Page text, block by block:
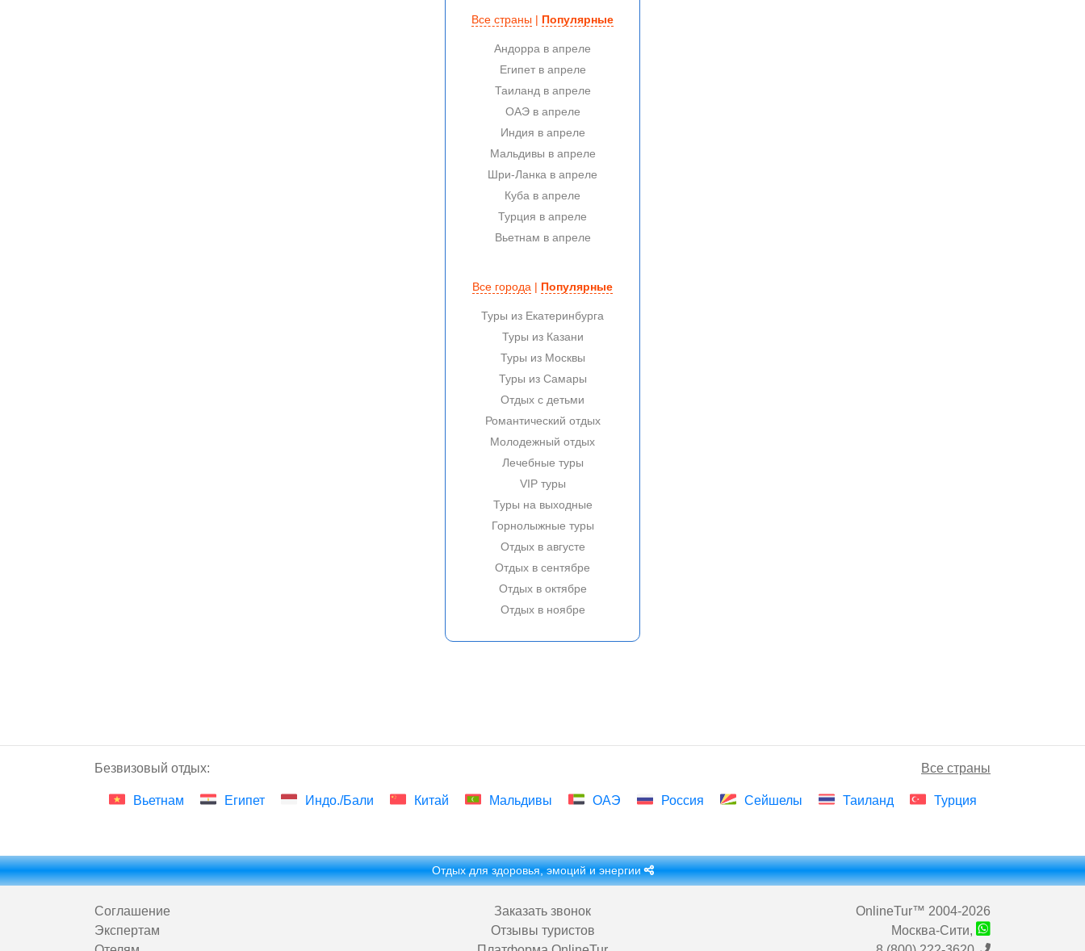
Все страны | Популярные
Андорра в апреле
Египет в апреле
Таиланд в апреле
ОАЭ в апреле
Индия в апреле
Мальдивы в апреле
Шри-Ланка в апреле
Куба в апреле
Турция в апреле
Вьетнам в апреле
Все города | Популярные
Туры из Екатеринбурга
Туры из Казани
Туры из Москвы
Туры из Самары
Отдых с детьми
Романтический отдых
Молодежный отдых
Лечебные туры
VIP туры
Туры на выходные
Горнолыжные туры
Отдых в августе
Отдых в сентябре
Отдых в октябре
Отдых в ноябре
Безвизовый отдых: Все страны
Вьетнам Египет Индо./Бали Китай Мальдивы ОАЭ Россия Сейшелы Таиланд Турция
Отдых для здоровья, эмоций и энергии
Соглашение
Экспертам
Заказать звонок
Отзывы туристов
OnlineTur™ 2004-2026
Москва-Сити,